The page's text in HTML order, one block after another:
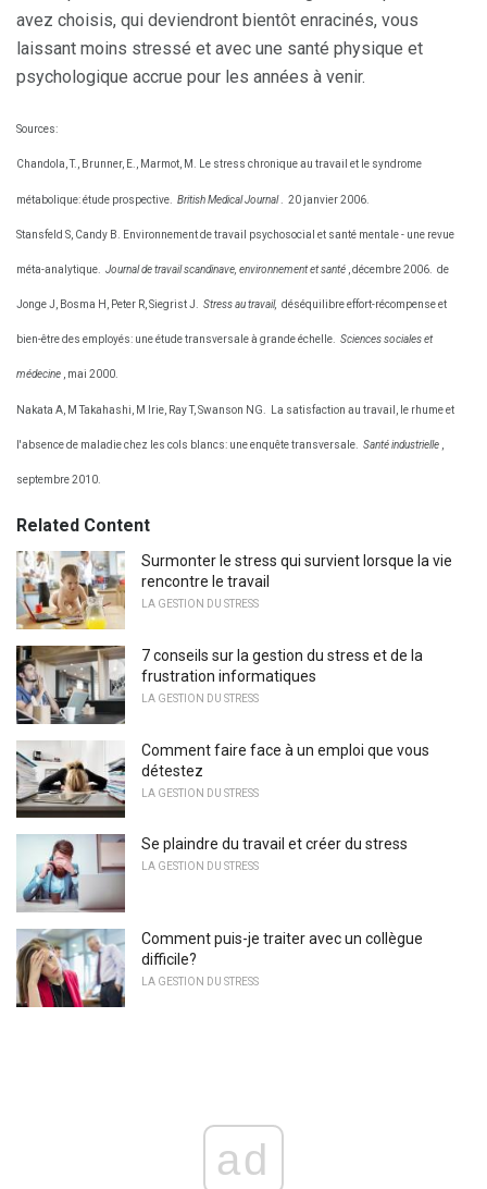
avez choisis, qui deviendront bientôt enracinés, vous
laissant moins stressé et avec une santé physique et
psychologique accrue pour les années à venir.
Sources:
Chandola, T., Brunner, E., Marmot, M. Le stress chronique au travail et le syndrome
métabolique: étude prospective. British Medical Journal. 20 janvier 2006.
Stansfeld S, Candy B. Environnement de travail psychosocial et santé mentale - une revue
méta-analytique. Journal de travail scandinave, environnement et santé , décembre 2006. de
Jonge J, Bosma H, Peter R, Siegrist J. Stress au travail, déséquilibre effort-récompense et
bien-être des employés: une étude transversale à grande échelle. Sciences sociales et
médecine , mai 2000.
Nakata A, M Takahashi, M Irie, Ray T, Swanson NG. La satisfaction au travail, le rhume et
l'absence de maladie chez les cols blancs: une enquête transversale. Santé industrielle
septembre 2010.
Related Content
Surmonter le stress qui survient lorsque la vie
rencontre le travail
LA GESTION DU STRESS
7 conseils sur la gestion du stress et de la
frustration informatiques
LA GESTION DU STRESS
Comment faire face à un emploi que vous
détestez
LA GESTION DU STRESS
Se plaindre du travail et créer du stress
LA GESTION DU STRESS
Comment puis-je traiter avec un collègue
difficile?
LA GESTION DU STRESS
ad